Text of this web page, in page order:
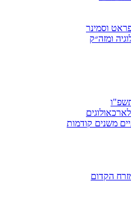
וסמינר
ומזה״ק
משנים קודמות
הקדום